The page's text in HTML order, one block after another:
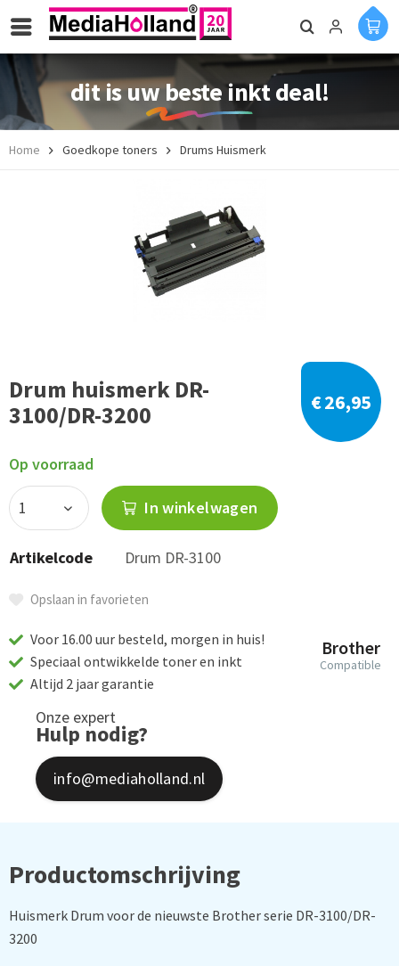
dit is uw beste inkt deal!
Home Goedkope toners Drums Huismerk
Drum huismerk DR-
3100/DR-3200
€ 26,95
Op voorraad
In winkelwagen
Artikelcode Drum DR-3100
Opslaan in favorieten
Brother
Compatible
Voor 16.00 uur besteld, morgen in huis!
Speciaal ontwikkelde toner en inkt
Altijd 2 jaar garantie
Onze expert
Hulp nodig?
info@mediaholland.nl
Productomschrijving
Huismerk Drum voor de nieuwste Brother serie DR-3100/DR-
3200